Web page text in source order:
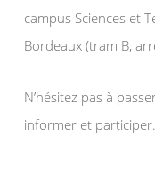
campus Sciences et
Bordeaux (tram B,
N’hésitez pas à
informer et participer.